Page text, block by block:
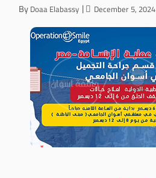
ByDoaa Elabassy December 5, 2024